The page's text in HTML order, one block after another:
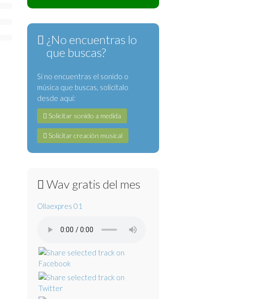
¿No encuentras lo
que buscas?
Si no encuentras el sonido o
música que buscas, solicítalo
desde aquí:
Solicitar sonido a medida
Solicitar creación musical
Wav gratis del mes
Ollaexpres 01